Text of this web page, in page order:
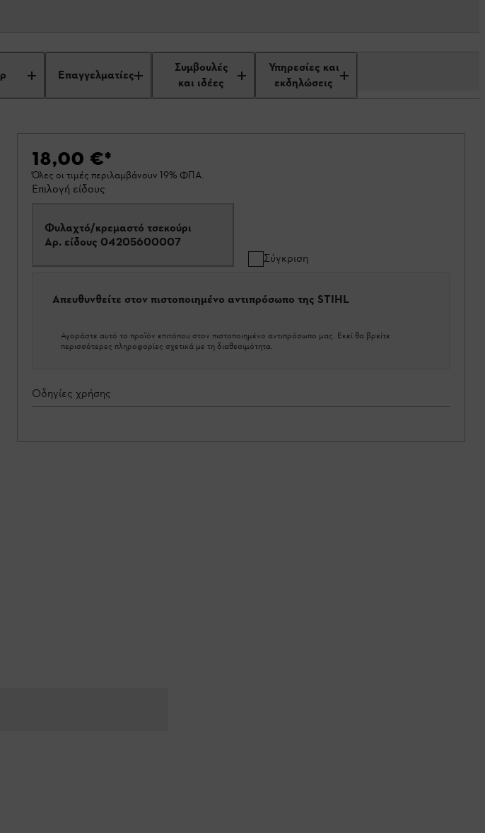
Επαγγελματίες
Συμβουλές
και ιδέες
Υπηρεσίες και
εκδηλώσεις
18,00 €*
Όλες οι τιμές περιλαμβάνουν 19% ΦΠΑ.
Επιλογή είδους
Φυλαχτό/κρεμαστό τσεκούρι
Αρ. είδους 04205600007
Σύγκριση
Απευθυνθείτε στον πιστοποιημένο αντιπρόσωπο της STIHL
Αγοράστε αυτό το προϊόν επιτόπου στον πιστοποιημένο αντιπρόσωπο μας. Εκεί θα βρείτε
περισσότερες πληροφορίες σχετικά με τη διαθεσιμότητα.
Οδηγίες χρήσης